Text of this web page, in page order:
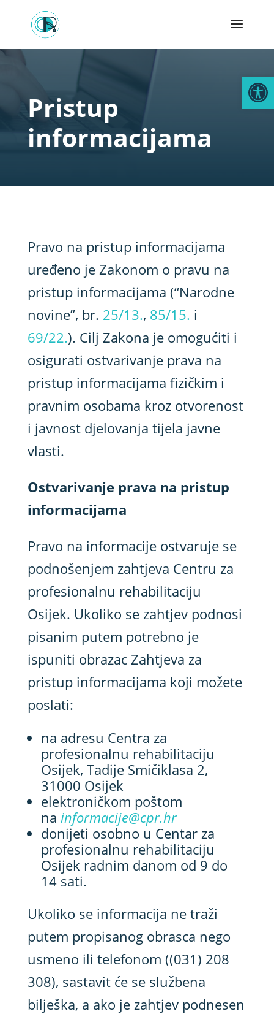
Pristup
informacijama
Pravo na pristup informacijama
uređeno je Zakonom o pravu na
pristup informacijama (“Narodne
novine”, br. 25/13., 85/15. i
69/22.). Cilj Zakona je omogućiti i
osigurati ostvarivanje prava na
pristup informacijama fizičkim i
pravnim osobama kroz otvorenost
i javnost djelovanja tijela javne
vlasti.
Ostvarivanje prava na pristup
informacijama
Pravo na informacije ostvaruje se
podnošenjem zahtjeva Centru za
profesionalnu rehabilitaciju
Osijek. Ukoliko se zahtjev podnosi
pisanim putem potrebno je
ispuniti obrazac Zahtjeva za
pristup informacijama koji možete
poslati:
na adresu Centra za
profesionalnu rehabilitaciju
Osijek, Tadije Smičiklasa 2,
31000 Osijek
elektroničkom poštom
na informacije@cpr.hr
donijeti osobno u Centar za
profesionalnu rehabilitaciju
Osijek radnim danom od 9 do
14 sati.
Ukoliko se informacija ne traži
putem propisanog obrasca nego
usmeno ili telefonom ((031) 208
308), sastavit će se službena
bilješka, a ako je zahtjev podnesen